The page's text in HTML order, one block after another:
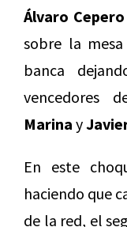
Álvaro Cepero
sobre la
banca
vencedores
Marina y
En este
haciendo que
de la red, el